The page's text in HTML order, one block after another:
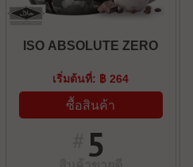
ISO ABSOLUTE ZERO
เริ่มต้นที่: ฿ 264
ซื้อสินค้า
5